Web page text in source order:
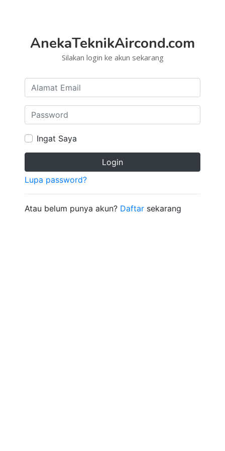
AnekaTeknikAircond.com
Silakan login ke akun sekarang
Ingat Saya
Login
Lupa password?
Atau belum punya akun? Daftar sekarang